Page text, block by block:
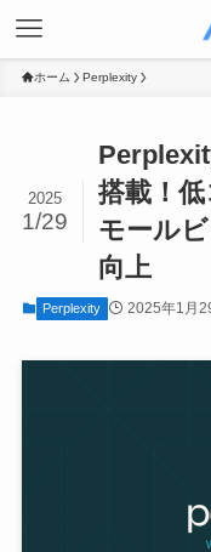
ホーム Perplexity
搭載！
モール
向上
2025
1/29
Perplexity 2025年1月